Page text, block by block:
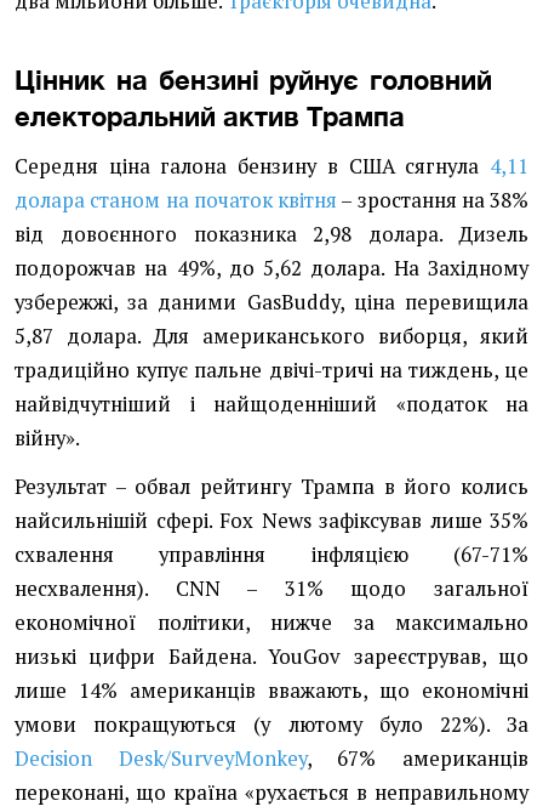
Цінник на бензині руйнує головний
електоральний актив Трампа
Середня ціна галона бензину в США сягнула 4,11
долара станом на початок квітня – зростання на 38%
від довоєнного показника 2,98 долара. Дизель
подорожчав на 49%, до 5,62 долара. На Західному
узбережжі, за даними GasBuddy, ціна перевищила
5,87 долара. Для американського виборця, який
традиційно купує пальне двічі-тричі на тиждень, це
найвідчутніший і найщоденніший «податок на
війну».
Результат – обвал рейтингу Трампа в його колись
найсильнішій сфері. Fox News зафіксував лише 35%
схвалення управління інфляцією (67-71%
несхвалення). CNN – 31% щодо загальної
економічної політики, нижче за максимально
низькі цифри Байдена. YouGov зареєстрував, що
лише 14% американців вважають, що економічні
умови покращуються (у лютому було 22%). За
Decision Desk/SurveyMonkey, 67% американців
переконані, що країна «рухається в неправильному